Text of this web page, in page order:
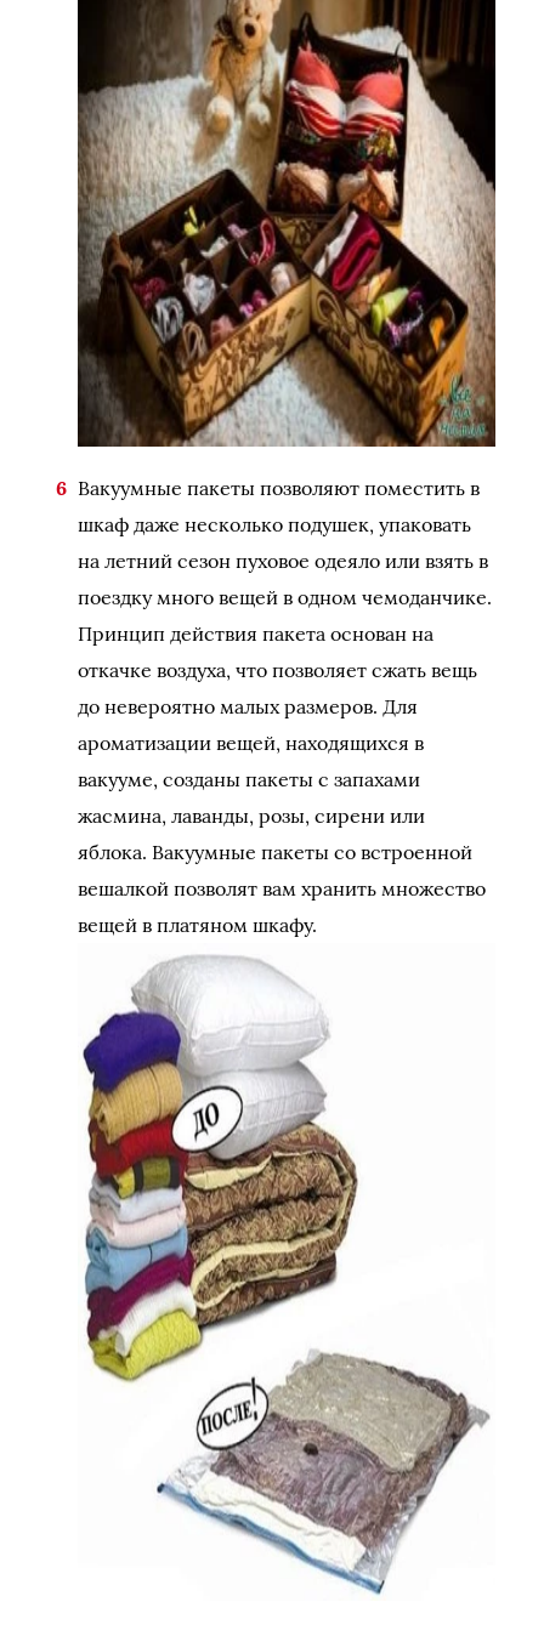
Вакуумные пакеты позволяют поместить в
шкаф даже несколько подушек, упаковать
на летний сезон пуховое одеяло или взять в
поездку много вещей в одном чемоданчике.
Принцип действия пакета основан на
откачке воздуха, что позволяет сжать вещь
до невероятно малых размеров. Для
ароматизации вещей, находящихся в
вакууме, созданы пакеты с запахами
жасмина, лаванды, розы, сирени или
яблока. Вакуумные пакеты со встроенной
вешалкой позволят вам хранить множество
вещей в платяном шкафу.